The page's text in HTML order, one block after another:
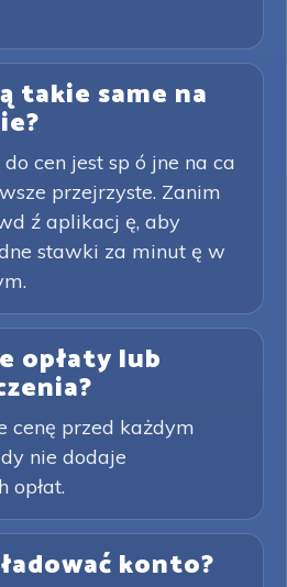
takie same na
cen jest sp ó jne na ca
przejrzyste. Zanim
ź aplikacj ę, aby
stawki za minut ę w
opłaty lub
cenę przed każdym
nie dodaje
opłat.
konto?